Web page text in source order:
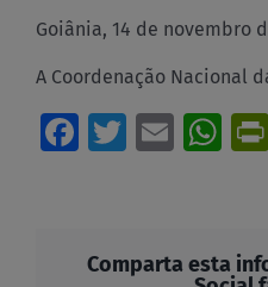
Goiânia, 14 de novembro
A Coordenação Nacional
Facebook
Twitter
Email
Comparta esta